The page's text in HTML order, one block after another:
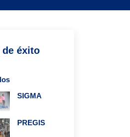
de éxito
SIGMA
PREGIS